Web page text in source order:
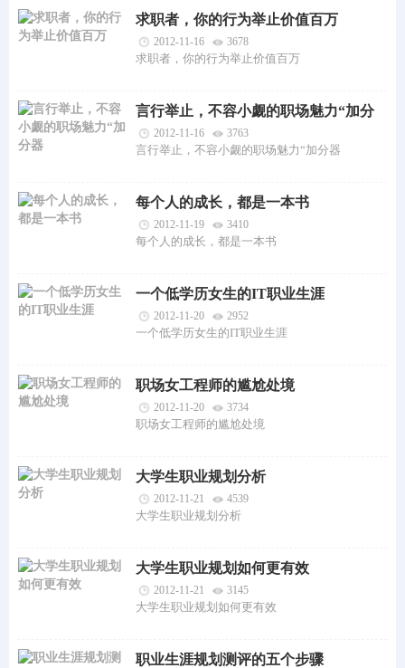
求职者，你的行为举止价值百万
2012-11-16 3678
求职者，你的行为举止价值百万
言行举止，不容小觑的职场魅力“加分
器 2012-11-16 3763
言行举止，不容小觑的职场魅力“加分器
每个人的成长，都是一本书
2012-11-19 3410
每个人的成长，都是一本书
一个低学历女生的IT职业生涯
2012-11-20 2952
一个低学历女生的IT职业生涯
职场女工程师的尴尬处境
2012-11-20 3734
职场女工程师的尴尬处境
大学生职业规划分析
2012-11-21 4539
大学生职业规划分析
大学生职业规划如何更有效
2012-11-21 3145
大学生职业规划如何更有效
职业生涯规划测评的五个步骤